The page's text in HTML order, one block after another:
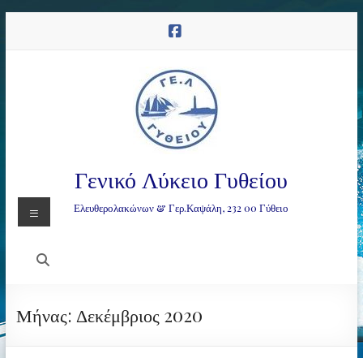
Γενικό Λύκειο Γυθείου
Ελευθερολακώνων & Γερ.Καψάλη, 232 00 Γύθειο
Μενού
Μήνας: Δεκέμβριος 2020